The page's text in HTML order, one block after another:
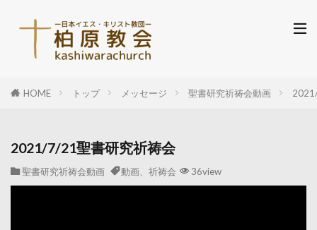
HOME トップ メッセージ 聖書研究祈祷会動画
2021/7/21聖書研究祈祷会
聖書研究祈祷会動画 動画、祈祷会 36view